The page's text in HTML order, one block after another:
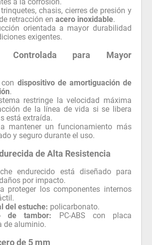
chasis, cierres de presión y
retracción enacero inoxidable.
orientada a mayor durabilidad
exigentes.
Controlada para Mayor
dispositivo de amortiguación de
.
restringe la velocidad máxima
de la línea de vida si se libera
está extraída.
mantener un funcionamiento más
y seguro durante el uso.
de Alta Resistencia
endurecido está diseñado para
por impacto.
proteger los componentes internos
del estuche: policarbonato.
de tambor: PC-ABS con placa
de aluminio.
de 5 mm